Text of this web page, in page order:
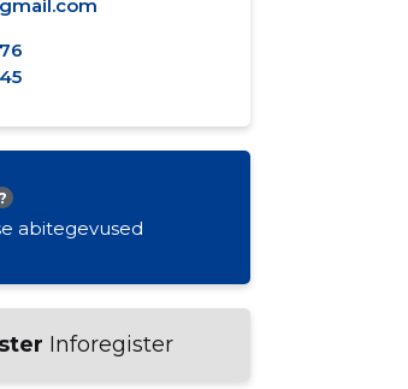
abitegevused
Inforegister